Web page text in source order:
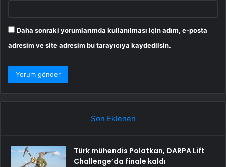
Daha sonraki yorumlarımda kullanılması için adım, e-posta
adresim ve site adresim bu tarayıcıya kaydedilsin.
Son Eklenen
Türk mühendis Polatkan, DARPA Lift
Challenge’da finale kaldı